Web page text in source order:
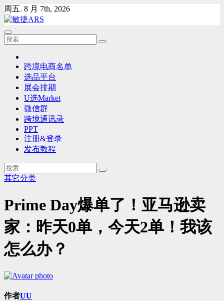
Skip
to
content
周五. 8 月 7th, 2026
跨境电商名单
选品平台
展会排期
U选Market
微信群
跨境通讯录
PPT
注册&登录
发布教程
其它分类
Prime Day爆单了！亚马逊卖
家：昨天0单，今天2单！我该
怎么办？
作者UU